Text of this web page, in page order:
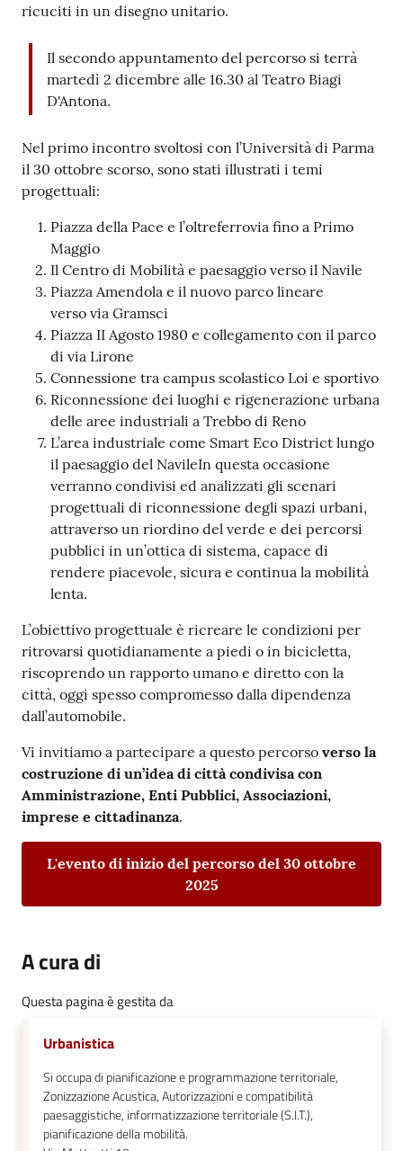
ricuciti in un disegno unitario.
Il secondo appuntamento del percorso si terrà
martedì 2 dicembre alle 16.30 al Teatro Biagi
D'Antona.
Nel primo incontro svoltosi con l’Università di Parma
il 30 ottobre scorso, sono stati illustrati i temi
progettuali:
Piazza della Pace e l’oltreferrovia fino a Primo
Maggio
Il Centro di Mobilità e paesaggio verso il Navile
Piazza Amendola e il nuovo parco lineare
verso via Gramsci
Piazza II Agosto 1980 e collegamento con il parco
di via Lirone
Connessione tra campus scolastico Loi e sportivo
Riconnessione dei luoghi e rigenerazione urbana
delle aree industriali a Trebbo di Reno
L’area industriale come Smart Eco District lungo
il paesaggio del NavileIn questa occasione
verranno condivisi ed analizzati gli scenari
progettuali di riconnessione degli spazi urbani,
attraverso un riordino del verde e dei percorsi
pubblici in un’ottica di sistema, capace di
rendere piacevole, sicura e continua la mobilità
lenta.
L’obiettivo progettuale è ricreare le condizioni per
ritrovarsi quotidianamente a piedi o in bicicletta,
riscoprendo un rapporto umano e diretto con la
città, oggi spesso compromesso dalla dipendenza
dall’automobile.
Vi invitiamo a partecipare a questo percorso verso la
costruzione di un’idea di città condivisacon
Amministrazione, Enti Pubblici, Associazioni,
imprese e cittadinanza.
L'evento di inizio del percorso del 30 ottobre
2025
A cura di
Questa pagina è gestita da
Urbanistica
Si occupa di pianificazione e programmazione territoriale,
Zonizzazione Acustica, Autorizzazioni e compatibilità
paesaggistiche, informatizzazione territoriale (S.I.T.),
pianificazione della mobilità.